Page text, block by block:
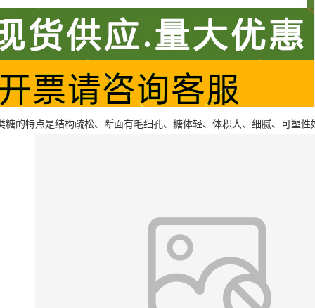
的特点是结构疏松、断面有毛细孔、糖体轻、体积大、细腻、可塑